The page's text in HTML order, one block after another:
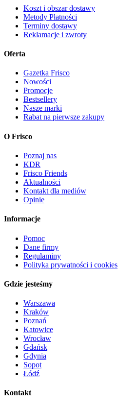
Koszt i obszar dostawy
Metody Płatności
Terminy dostawy
Reklamacje i zwroty
Oferta
Gazetka Frisco
Nowości
Promocje
Bestsellery
Nasze marki
Rabat na pierwsze zakupy
O Frisco
Poznaj nas
KDR
Frisco Friends
Aktualności
Kontakt dla mediów
Opinie
Informacje
Pomoc
Dane firmy
Regulaminy
Polityka prywatności i cookies
Gdzie jesteśmy
Warszawa
Kraków
Poznań
Katowice
Wrocław
Gdańsk
Gdynia
Sopot
Łódź
Kontakt